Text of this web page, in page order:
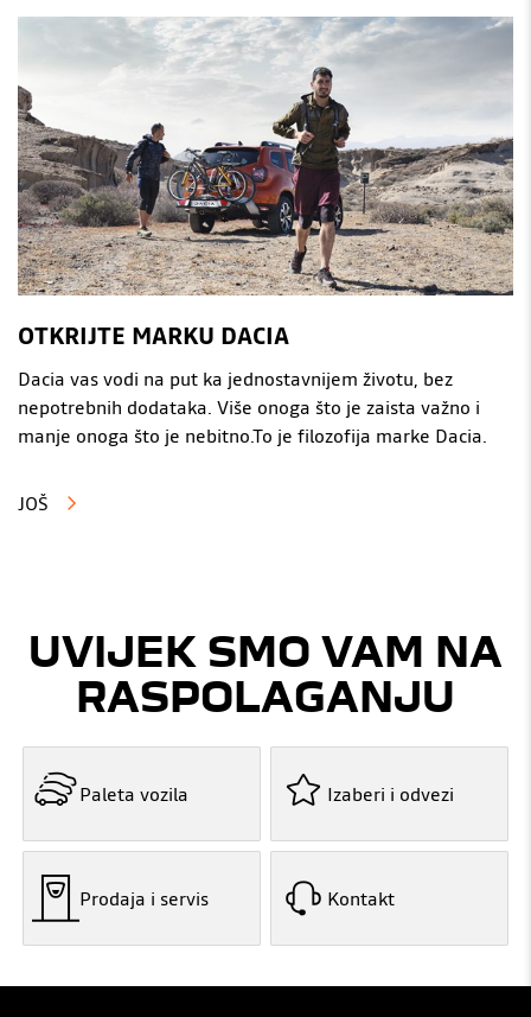
OTKRIJTE MARKU DACIA
Dacia vas vodi na put ka jednostavnijem životu, bez
nepotrebnih dodataka. Više onoga što je zaista važno i
manje onoga što je nebitno.To je filozofija marke Dacia.
JOŠ
UVIJEK SMO VAM NA
RASPOLAGANJU
Paleta vozila Izaberi i odvezi
Prodaja i servis Kontakt